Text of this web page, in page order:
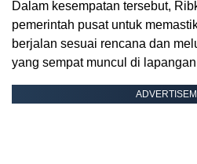
Dalam kesempatan tersebut,
pemerintah pusat untuk
berjalan sesuai rencana dan
yang sempat muncul di